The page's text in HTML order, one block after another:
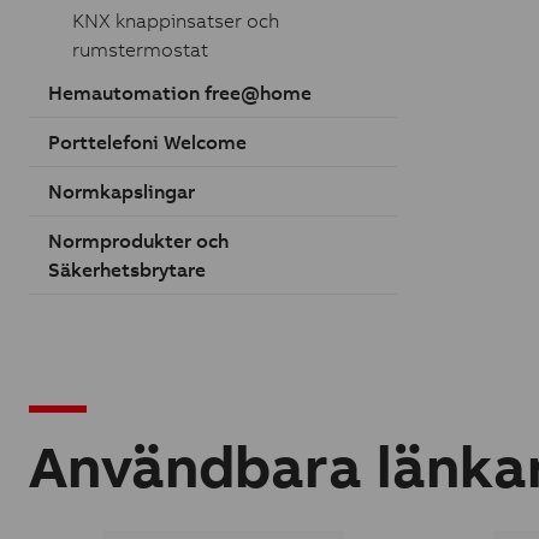
KNX knappinsatser och
rumstermostat
Hemautomation free@home
Porttelefoni Welcome
Normkapslingar
Normprodukter och
Säkerhetsbrytare
Användbara